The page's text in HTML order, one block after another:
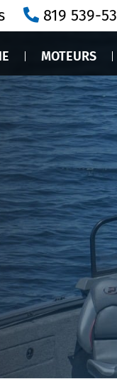
819 539-
MOTEURS